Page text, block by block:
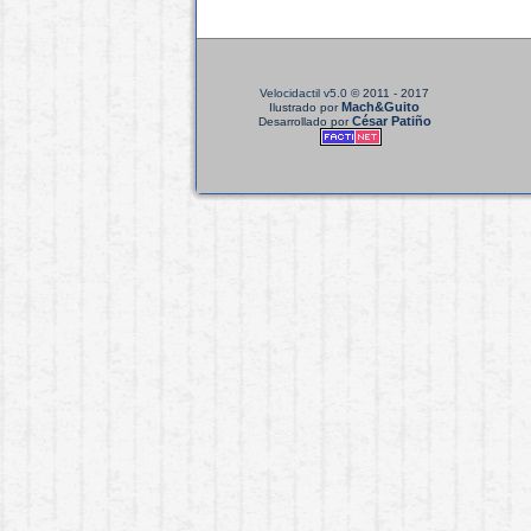
Velocidactil v5.0 © 2011 - 2017
Ilustrado porMach&Guito
Desarrollado porCésar Patiño